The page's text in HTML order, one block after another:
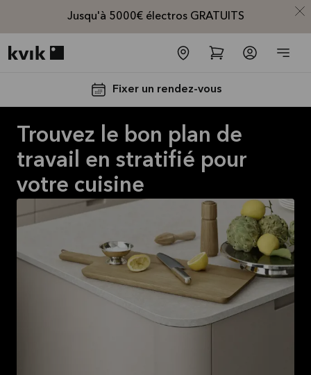
Jusqu'à 5000€ électros GRATUITS
Fixer un rendez-vous
Jusqu'à
5000€
d'appareils
électros
GRATUITS*
Lire la
suite
Trouvez le bon plan de
travail en stratifié pour
votre cuisine